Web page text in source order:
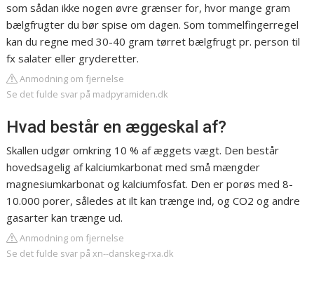
som sådan ikke nogen øvre grænser for, hvor mange gram
bælgfrugter du bør spise om dagen. Som tommelfingerregel
kan du regne med 30-40 gram tørret bælgfrugt pr. person til
fx salater eller gryderetter.
Anmodning om fjernelse
Se det fulde svar på madpyramiden.dk
Hvad består en æggeskal af?
Skallen udgør omkring 10 % af æggets vægt. Den består
hovedsagelig af kalciumkarbonat med små mængder
magnesiumkarbonat og kalciumfosfat. Den er porøs med 8-
10.000 porer, således at ilt kan trænge ind, og CO2 og andre
gasarter kan trænge ud.
Anmodning om fjernelse
Se det fulde svar på xn--danskeg-rxa.dk